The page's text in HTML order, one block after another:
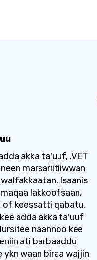
akka ta'uuf, .VET
marsariitiiwwan
Isaanis
lakkoofsaan,
of keessatti qabatu.
adda akka ta'uuf
naannoo kee
ati barbaaddu
ykn waan biraa wajjin